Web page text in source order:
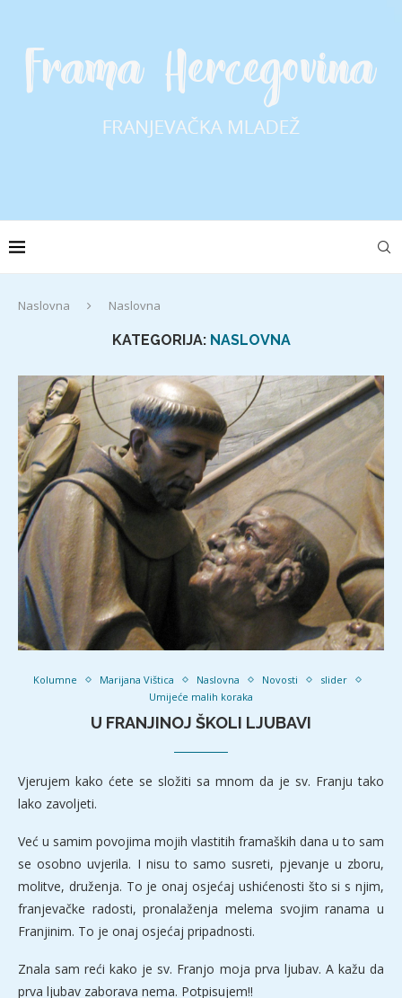
Naslovna Naslovna
KATEGORIJA: NASLOVNA
Kolumne Marijana Vištica Naslovna Novosti
slider
Umijeće malih koraka
U FRANJINOJ ŠKOLI LJUBAVI
Vjerujem kako ćete se složiti sa mnom da je sv. Franju tako
lako zavoljeti.
Već u samim povojima mojih vlastitih framaških dana u to sam
se osobno uvjerila. I nisu to samo susreti, pjevanje u zboru,
molitve, druženja. To je onaj osjećaj ushićenosti što si s njim,
franjevačke radosti, pronalaženja melema svojim ranama u
Franjinim. To je onaj osjećaj pripadnosti.
Znala sam reći kako je sv. Franjo moja prva ljubav. A kažu da
prva ljubav zaborava nema. Potpisujem!!